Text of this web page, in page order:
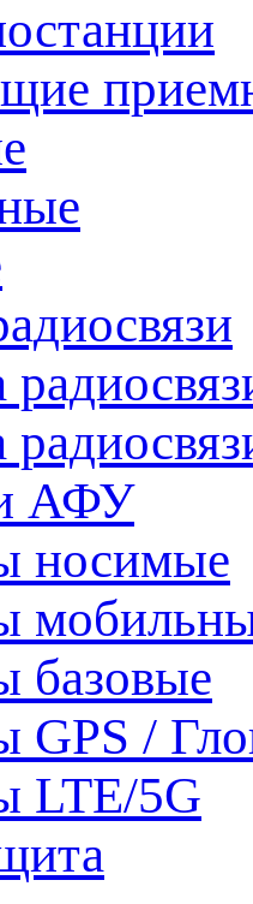
АФУ
носимые
базовые
GPS /
LTE/5G